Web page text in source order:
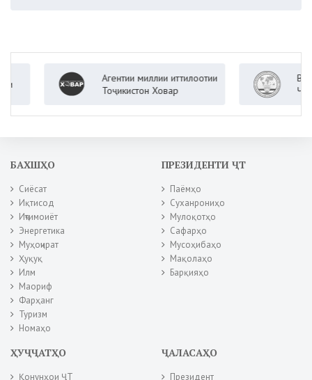
Агентии миллии иттилоотии
Тоҷикистон Ховар
Вазорати
Ҷумҳурии
БАХШҲО
Сиёсат
Иқтисод
Иҷтимоиёт
Энергетика
Муҳоҷират
Ҳуқуқ
Илм
Маориф
Фарҳанг
Туризм
Номаҳо
ПРЕЗИДЕНТИ ҶТ
Паёмҳо
Суханрониҳо
Мулоқотҳо
Сафарҳо
Мусоҳибаҳо
Мақолаҳо
Барқияҳо
ҲУҶҶАТҲО
Қонунҳои ҶТ
ҶАЛАСАҲО
Президент